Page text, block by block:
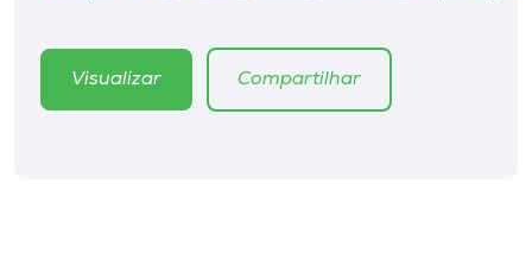
Editora
Visualizar Compartilhar